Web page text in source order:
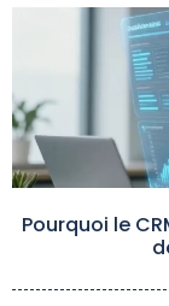
Pourquoi le